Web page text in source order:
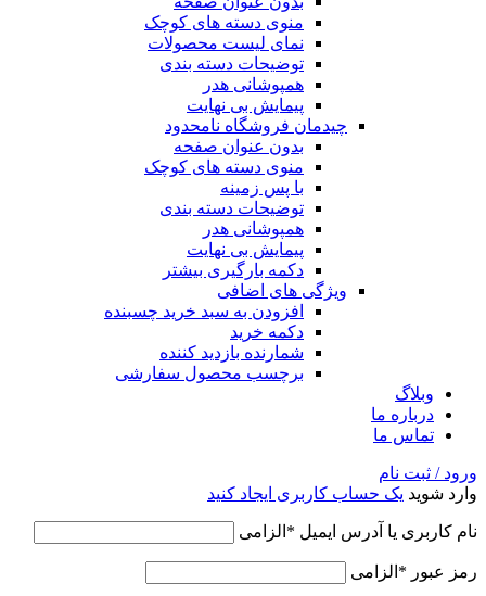
منوی دسته های کوچک
نمای لیست محصولات
توضیحات دسته بندی
همپوشانی هدر
پیمایش بی نهایت
چیدمان فروشگاه نامحدود
بدون عنوان صفحه
منوی دسته های کوچک
با پس زمینه
توضیحات دسته بندی
همپوشانی هدر
پیمایش بی نهایت
دکمه بارگیری بیشتر
ویژگی های اضافی
افزودن به سبد خرید چسبنده
دکمه خرید
شمارنده بازدید کننده
برچسب محصول سفارشی
وبلاگ
درباره ما
تماس ما
ورود / ثبت نام
وارد شوید یک حساب کاربری ایجاد کنید
نام کاربری یا آدرس ایمیل * الزامی
رمز عبور * الزامی